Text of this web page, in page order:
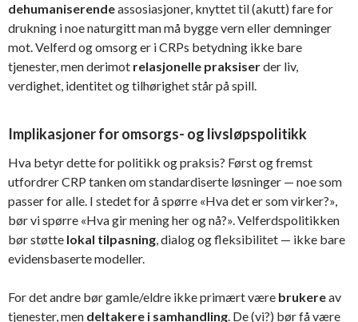
dehumaniserendeassosiasjoner, knyttet til (akutt) fare for
drukning i noe naturgitt man må bygge vern eller demninger
mot. Velferd og omsorg er i CRPs betydning ikke bare
tjenester, men derimot relasjonelle praksiserder liv,
verdighet, identitet og tilhørighet står på spill.
Implikasjoner for omsorgs- og livsløpspolitikk
Hva betyr dette for politikk og praksis? Først og fremst
utfordrer CRP tanken om standardiserte løsninger — noe som
passer for alle. I stedet for å spørre «Hva det er som virker?»,
bør vi spørre «Hva gir mening her og nå?». Velferdspolitikken
bør støtte lokal tilpasning, dialog og fleksibilitet — ikke bare
evidensbaserte modeller.
For det andre bør gamle/eldre ikke primært være brukereav
tjenester, men deltakere i samhandling. De (vi?) bør få være